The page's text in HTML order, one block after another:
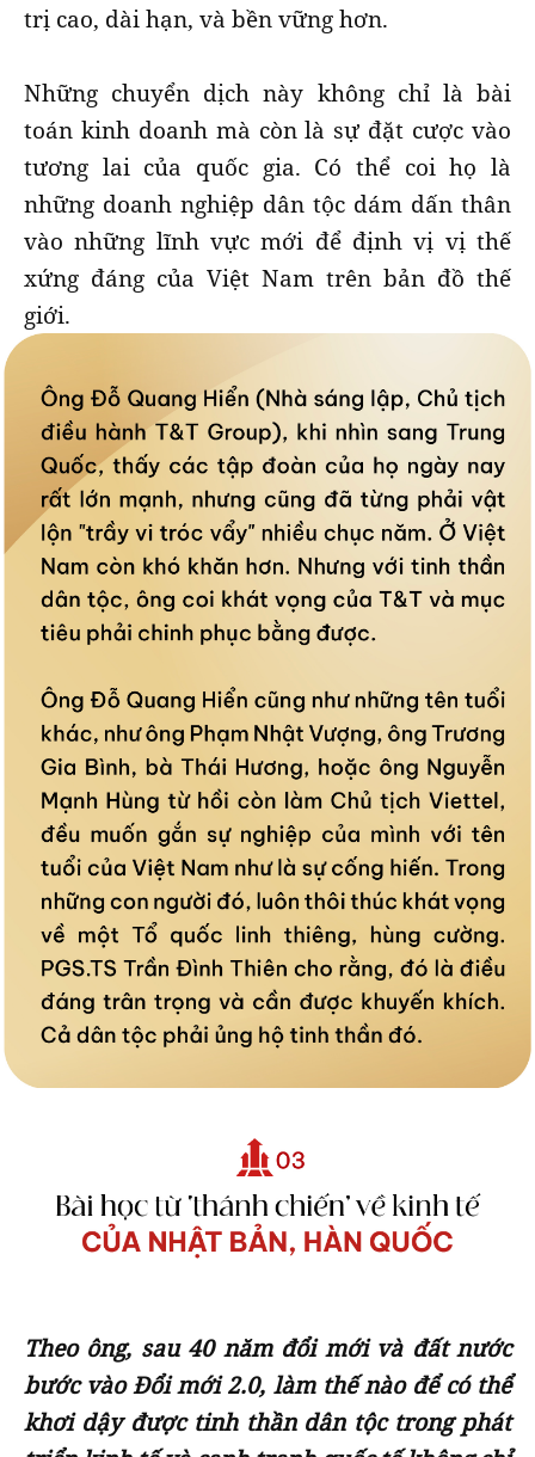
trị cao, dài hạn, và bền vững hơn.
Những chuyển dịch này không chỉ là bài
toán kinh doanh mà còn là sự đặt cược vào
tương lai của quốc gia. Có thể coi họ là
những doanh nghiệp dân tộc dám dấn thân
vào những lĩnh vực mới để định vị vị thế
xứng đáng của Việt Nam trên bản đồ thế
giới.
Theo ông, sau 40 năm đổi mới và đất nước
bước vào Đổi mới 2.0, làm thế nào để có thể
khơi dậy được tinh thần dân tộc trong phát